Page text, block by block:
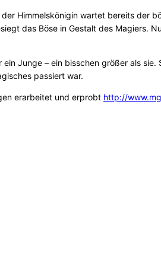
Himmelskönigin wartet bereits der
das Böse in Gestalt des Magiers.
Junge – ein bisschen größer als
passiert war.
erarbeitet und erprobt http://